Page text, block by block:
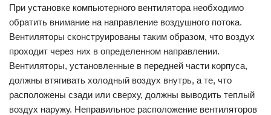
При установке компьютерного вентилятора необходимо
обратить внимание на направление воздушного потока.
Вентиляторы сконструированы таким образом, что воздух
проходит через них в определенном направлении.
Вентиляторы, установленные в передней части корпуса,
должны втягивать холодный воздух внутрь, а те, что
расположены сзади или сверху, должны выводить теплый
воздух наружу. Неправильное расположение вентиляторов